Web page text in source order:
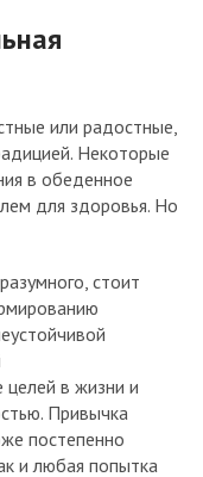
или радостные,
Некоторые
в обеденное
для здоровья. Но
стоит
в жизни и
Привычка
постепенно
и любая попытка